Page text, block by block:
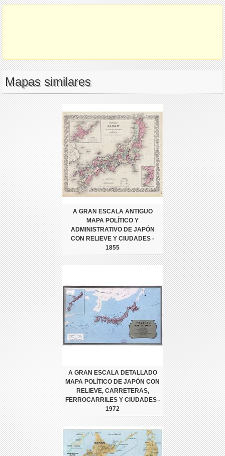
Mapas similares
A GRAN ESCALA ANTIGUO
MAPA POLÍTICO Y
ADMINISTRATIVO DE JAPÓN
CON RELIEVE Y CIUDADES -
1855
A GRAN ESCALA DETALLADO
MAPA POLÍTICO DE JAPÓN CON
RELIEVE, CARRETERAS,
FERROCARRILES Y CIUDADES -
1972